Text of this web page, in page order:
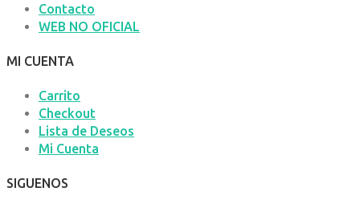
Contacto
WEB NO OFICIAL
MI CUENTA
Carrito
Checkout
Lista de Deseos
Mi Cuenta
SIGUENOS